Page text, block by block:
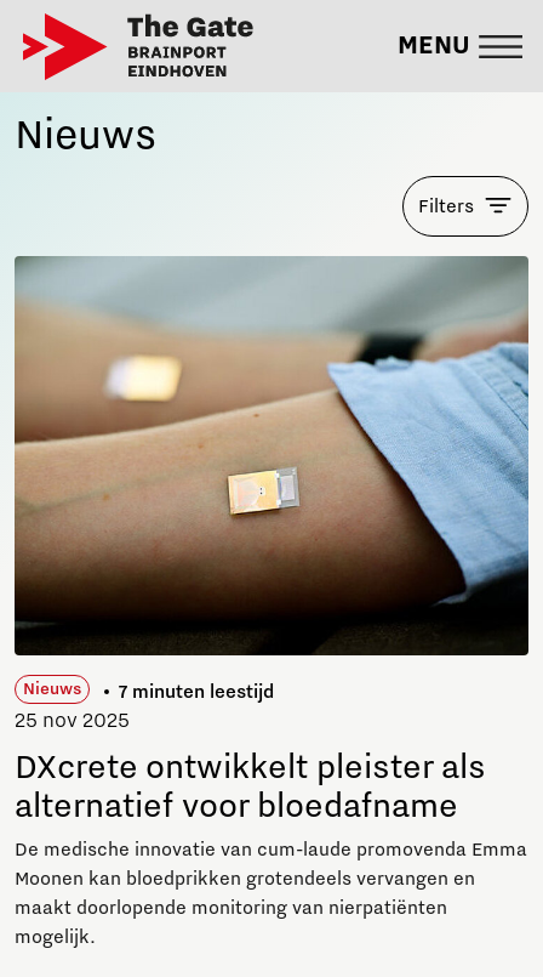
MENU
Nieuws
Filters
Nieuws 7 minuten leestijd
25 nov 2025
DXcrete ontwikkelt pleister als
alternatief voor bloedafname
De medische innovatie van cum-laude promovenda Emma
Moonen kan bloedprikken grotendeels vervangen en
maakt doorlopende monitoring van nierpatiënten
mogelijk.